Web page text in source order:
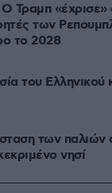
Τραμπ «έχρισε»
των
το 2028
του Ελληνικού
των παλιών
νησί